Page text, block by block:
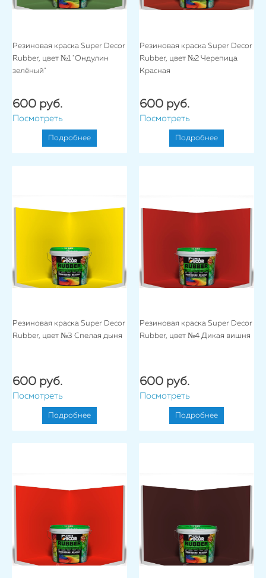
Резиновая краска Super Decor
Rubber, цвет №1 "Ондулин
зелёный"
600 руб.
Посмотреть
Подробнее
Резиновая краска Super Decor
Rubber, цвет №2 Черепица
Красная
600 руб.
Посмотреть
Подробнее
Резиновая краска Super Decor
Rubber, цвет №3 Спелая дыня
600 руб.
Посмотреть
Подробнее
Резиновая краска Super Decor
Rubber, цвет №4 Дикая вишня
600 руб.
Посмотреть
Подробнее